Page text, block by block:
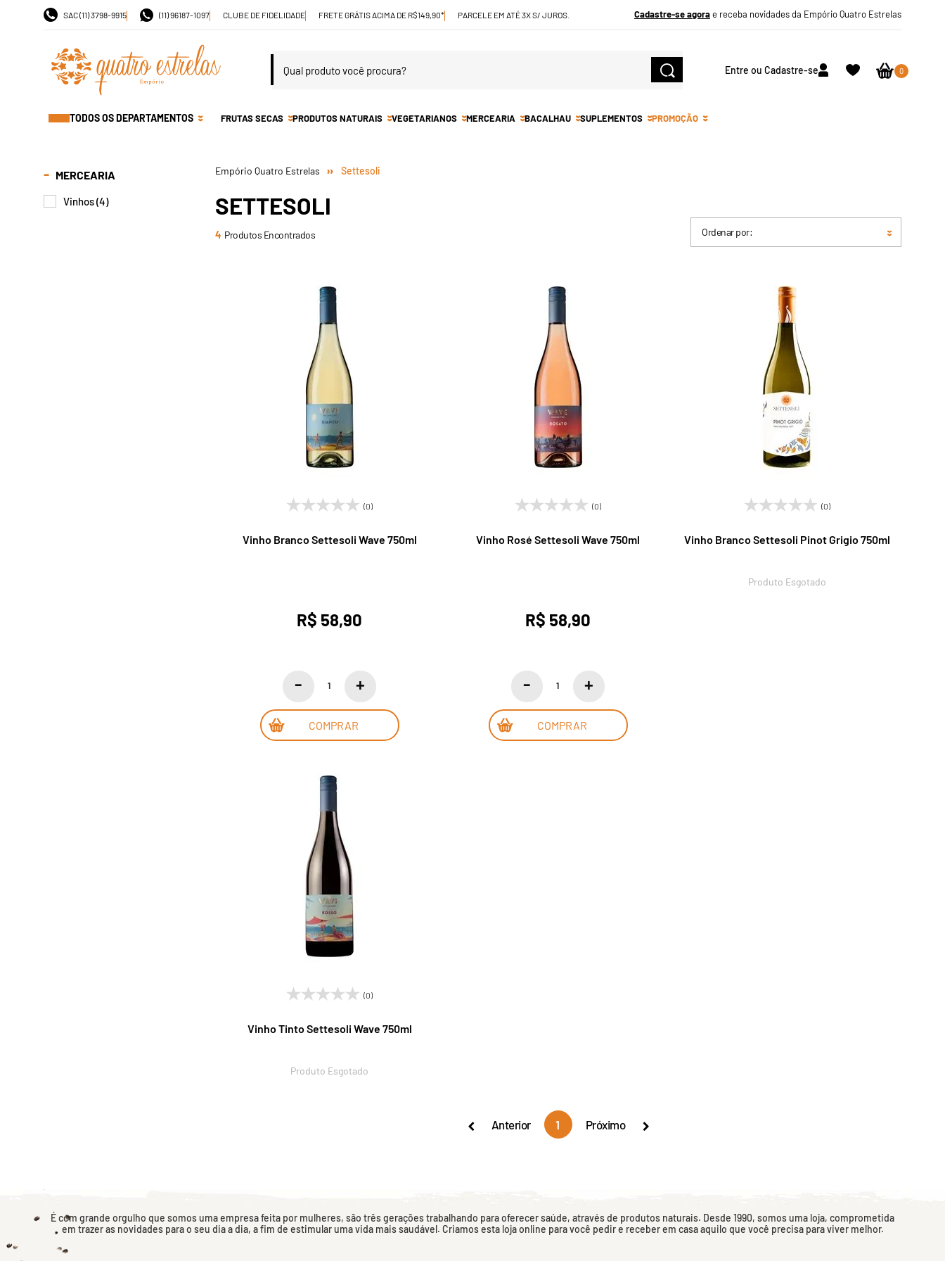
SAC (11) 3798-9915 (11) 96187-1097 CLUBE DE FIDELIDADE FRETE GRÁTIS ACIMA DE R$149,90* PARCELE EM ATÉ 3X S/ JUROS. Cadastre-se agorae receba novidades da Empório Quatro Estrelas
Entre ou Cadastre-se 0
TODOS OS DEPARTAMENTOS FRUTAS SECAS PRODUTOS NATURAIS VEGETARIANOS MERCEARIA BACALHAU SUPLEMENTOS PROMOÇÃO
Settesoli
SETTESOLI
4 Produtos Encontrados Ordenar por:
(0)
Vinho Branco Settesoli Wave 750ml
R$ 58,90
COMPRAR
(0)
Vinho Rosé Settesoli Wave 750ml
R$ 58,90
COMPRAR
(0)
Vinho Branco Settesoli Pinot Grigio 750ml
Produto Esgotado
(0)
Vinho Tinto Settesoli Wave 750ml
Produto Esgotado
Anterior 1 Próximo
MERCEARIA
Vinhos (4)
É com grande orgulho que somos uma empresa feita por mulheres, são três gerações trabalhando para oferecer saúde, através de produtos naturais. Desde 1990, somos uma loja, comprometida
em trazer as novidades para o seu dia a dia, a fim de estimular uma vida mais saudável. Criamos esta loja online para você pedir e receber em casa aquilo que você precisa para viver melhor.